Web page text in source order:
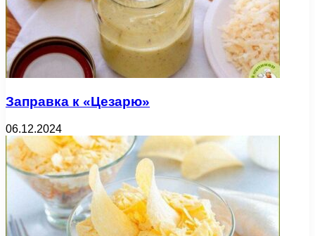
Заправка к «Цезарю»
06.12.2024